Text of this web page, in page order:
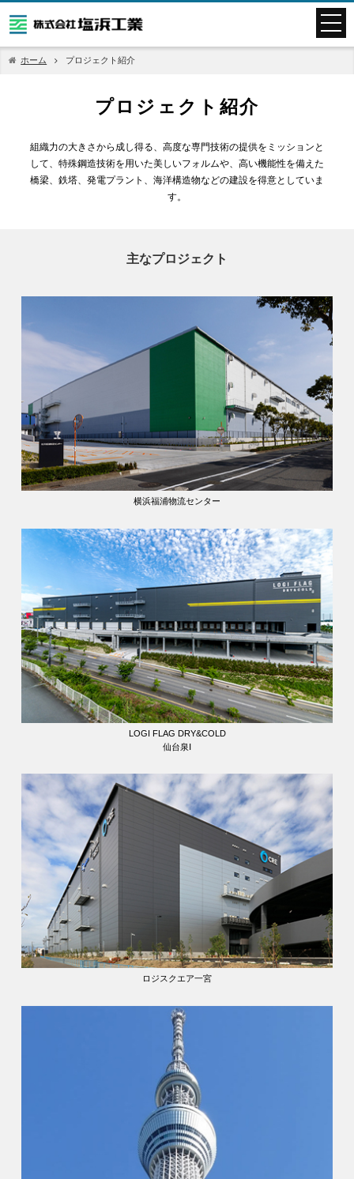
ホーム プロジェクト紹介
プロジェクト紹介
組織力の大きさから成し得る、高度な専門技術の提供をミッションと
して、特殊鋼造技術を用いた美しいフォルムや、高い機能性を備えた
橋梁、鉄塔、発電プラント、海洋構造物などの建設を得意としていま
す。
主なプロジェクト
横浜福浦物流センター
LOGI FLAG DRY&COLD
仙台泉Ⅰ
ロジスクエア一宮